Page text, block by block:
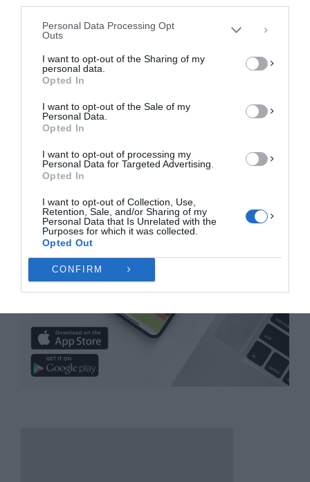
Personal Data Processing Opt
Outs
I want to opt-out of the Sharing of my
personal data.
Opted In
I want to opt-out of the Sale of my
Personal Data.
Opted In
I want to opt-out of processing my
Personal Data for Targeted Advertising.
Opted In
I want to opt-out of Collection, Use,
Retention, Sale, and/or Sharing of my
Personal Data that Is Unrelated with the
Purposes for which it was collected.
Opted Out
CONFIRM
συγκατάθεση ή η ανάκληση της συγκατάθεσης, μπορεί να επηρεάσει
αρνητικά ορισμένες λειτουργίες και δυνατότητες.
ΠΡΟΒΟΛΉ ΠΡΟΤΙΜΉΣΕΩΝ
Πολιτική Cookies